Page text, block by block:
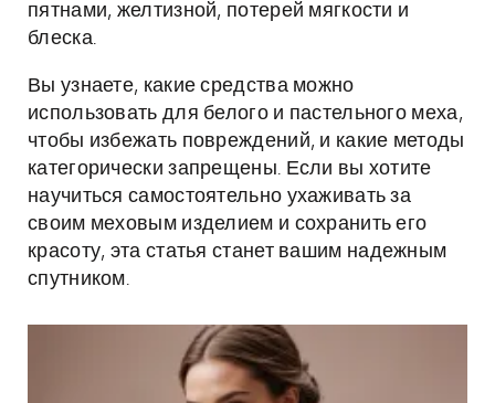
пятнами, желтизной, потерей мягкости и
блеска.
Вы узнаете, какие средства можно
использовать для белого и пастельного меха,
чтобы избежать повреждений, и какие методы
категорически запрещены. Если вы хотите
научиться самостоятельно ухаживать за
своим меховым изделием и сохранить его
красоту, эта статья станет вашим надежным
спутником.